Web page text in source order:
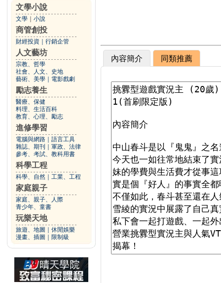
文學小說
文學 小說
商管創投
財經投資 行銷企管
人文藝坊
宗教、哲學
社會、人文、史地
藝術、美學
電影戲劇
勵志養生
醫療、保健
料理、生活百科
教育、心理、勵志
進修學習
電腦與網路
語言工具
雜誌、期刊
軍政、法律
參考、考試、教科用書
科學工程
科學、自然 工業、工程
家庭親子
家庭、親子、人際
青少年、童書
玩樂天地
旅遊、地圖
休閒娛樂
漫畫、插圖
限制級
內容簡介 同類推薦